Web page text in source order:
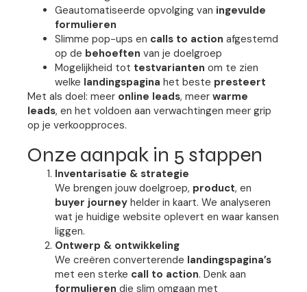
Geautomatiseerde opvolging van ingevulde
formulieren
Slimme pop-ups en calls to action afgestemd
op de behoeften van je doelgroep
Mogelijkheid tot testvarianten om te zien
welke landingspagina het beste presteert
Met als doel: meer online leads, meerwarme
leads, en het voldoen aan verwachtingen meer grip
op je verkoopproces.
Onze aanpak in 5 stappen
Inventarisatie & strategie
We brengen jouw doelgroep, product, en
buyer journey helder in kaart. We analyseren
wat je huidige website oplevert en waar kansen
liggen.
Ontwerp & ontwikkeling
We creëren converterende landingspagina’s
met een sterke call to action. Denk aan
formulieren die slim omgaan met